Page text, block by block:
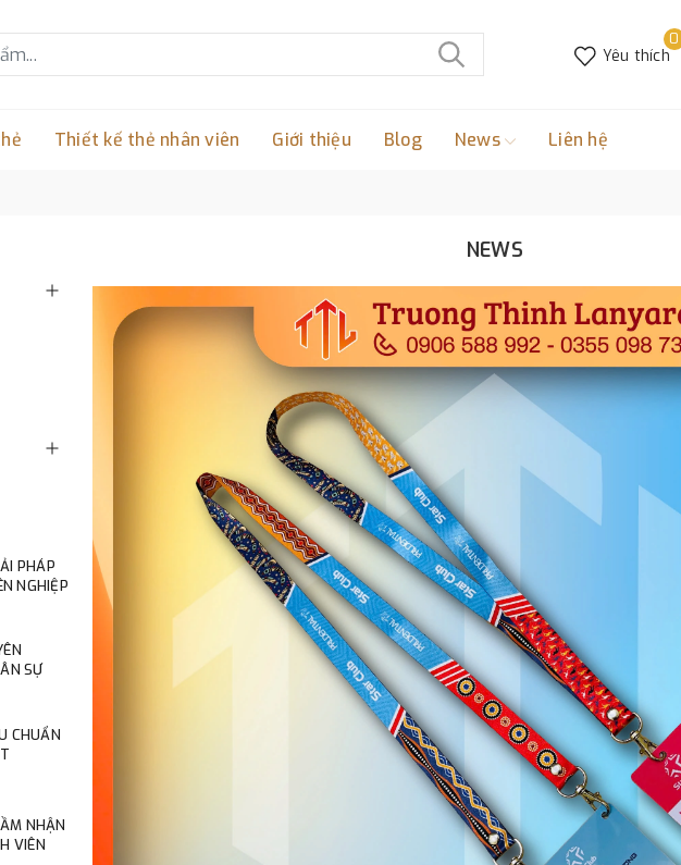
0
Yêu thích
Thiết kế thẻ nhân viên Giới thiệu Blog News Liên hệ
PHÁP
NGHIỆP
SỰ
CHUẨN
NHẬN
VIÊN
NEWS